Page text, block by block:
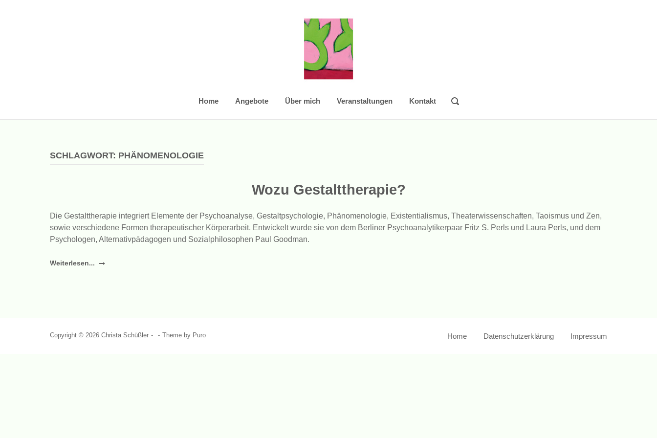
Home Angebote Über mich Veranstaltungen Kontakt
OPEN
SCHLAGWORT: PHÄNOMENOLOGIE
Wozu Gestalttherapie?
Die Gestalttherapie integriert Elemente der Psychoanalyse, Gestaltpsychologie, Phänomenologie, Existentialismus, Theaterwissenschaften, Taoismus und Zen,
sowie verschiedene Formen therapeutischer Körperarbeit. Entwickelt wurde sie von dem Berliner Psychoanalytikerpaar Fritz S. Perls und Laura Perls, und dem
Psychologen, Alternativpädagogen und Sozialphilosophen Paul Goodman.
"Wozu
Weiterlesen...
Copyright © 2026 Christa Schüßler Theme by Puro Home Datenschutzerklärung Impressum